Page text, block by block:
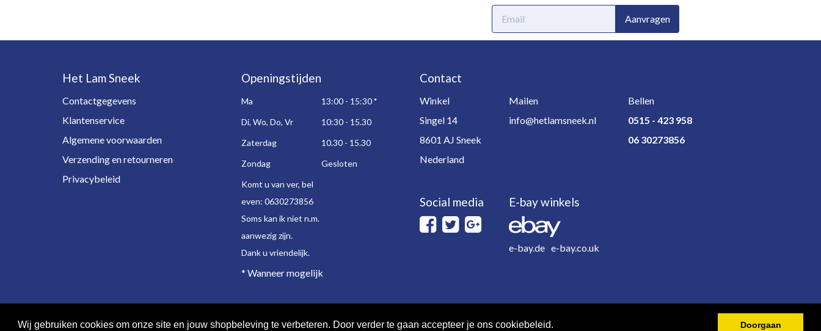
Wij gebruiken cookies om onze site en jouw shopbeleving te verbeteren. Door verder te gaan accepteer je ons cookiebeleid. Doorgaan
E-
mailadres
Aanvragen
Het Lam Sneek
Contactgegevens
Klantenservice
Algemene voorwaarden
Verzending en retourneren
Privacybeleid
Openingstijden
Ma 13:00 - 15:30*
Di, Wo, Do, Vr
10:30 - 15.30
Zaterdag
10.30 - 15.30
Zondag
Gesloten
Komt u van ver, bel
even: 0630273856
Soms kan ik niet n.m.
aanwezig zijn.
Dank u vriendelijk.
* Wanneer mogelijk
Contact
Winkel
Singel 14
8601 AJ Sneek
Nederland
Mailen
info@hetlamsneek.nl
Bellen
0515 - 423 958
06 30273856
Social media E-bay winkels
e-bay.de e-bay.co.uk
© 2026 - Het Lam | Sneek.